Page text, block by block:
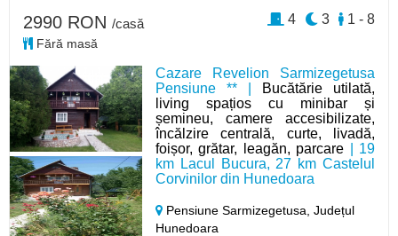
Cazare Revelion Sarmizegetusa
Pensiune ** |
Bucătărie utilată,
living spațios cu minibar și
șemineu, camere accesibilizate,
încălzire centrală, curte, livadă,
foișor, grătar, leagăn, parcare | 19
km Lacul Bucura, 27 km Castelul
Corvinilor din Hunedoara
Pensiune Sarmizegetusa,Județul
Hunedoara
2990 RON /casă
Fără masă
1 - 8
3
4